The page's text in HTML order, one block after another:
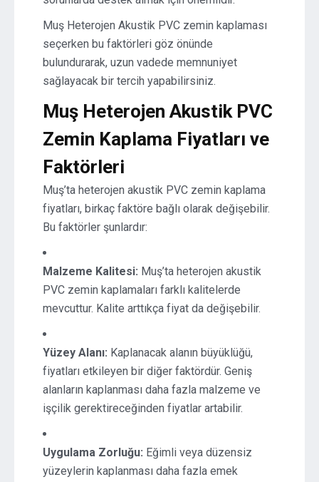
Muş Heterojen Akustik PVC zemin kaplaması
seçerken bu faktörleri göz önünde
bulundurarak, uzun vadede memnuniyet
sağlayacak bir tercih yapabilirsiniz.
Muş Heterojen Akustik PVC
Zemin Kaplama Fiyatları ve
Faktörleri
Muş’ta heterojen akustik PVC zemin kaplama
fiyatları, birkaç faktöre bağlı olarak değişebilir.
Bu faktörler şunlardır:
Malzeme Kalitesi: Muş’ta heterojen akustik
PVC zemin kaplamaları farklı kalitelerde
mevcuttur. Kalite arttıkça fiyat da değişebilir.
Yüzey Alanı: Kaplanacak alanın büyüklüğü,
fiyatları etkileyen bir diğer faktördür. Geniş
alanların kaplanması daha fazla malzeme ve
işçilik gerektireceğinden fiyatlar artabilir.
Uygulama Zorluğu: Eğimli veya düzensiz
yüzeylerin kaplanması daha fazla emek